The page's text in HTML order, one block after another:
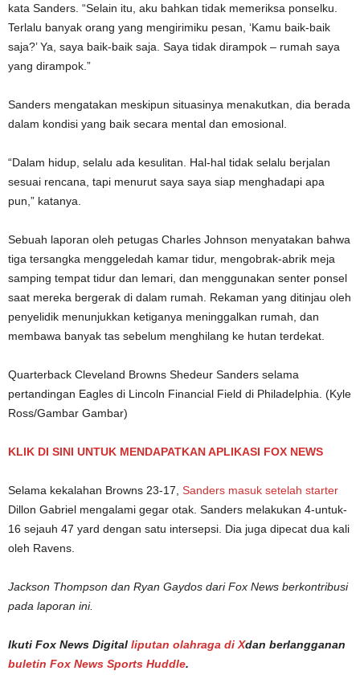
kata Sanders. “Selain itu, aku bahkan tidak memeriksa ponselku.
Terlalu banyak orang yang mengirimiku pesan, ‘Kamu baik-baik
saja?’ Ya, saya baik-baik saja. Saya tidak dirampok – rumah saya
yang dirampok.”
Sanders mengatakan meskipun situasinya menakutkan, dia berada
dalam kondisi yang baik secara mental dan emosional.
“Dalam hidup, selalu ada kesulitan. Hal-hal tidak selalu berjalan
sesuai rencana, tapi menurut saya saya siap menghadapi apa
pun,” katanya.
Sebuah laporan oleh petugas Charles Johnson menyatakan bahwa
tiga tersangka menggeledah kamar tidur, mengobrak-abrik meja
samping tempat tidur dan lemari, dan menggunakan senter ponsel
saat mereka bergerak di dalam rumah. Rekaman yang ditinjau oleh
penyelidik menunjukkan ketiganya meninggalkan rumah, dan
membawa banyak tas sebelum menghilang ke hutan terdekat.
Quarterback Cleveland Browns Shedeur Sanders selama
pertandingan Eagles di Lincoln Financial Field di Philadelphia. (Kyle
Ross/Gambar Gambar)
KLIK DI SINI UNTUK MENDAPATKAN APLIKASI FOX NEWS
Selama kekalahan Browns 23-17, Sanders masuk setelah starter
Dillon Gabriel mengalami gegar otak. Sanders melakukan 4-untuk-
16 sejauh 47 yard dengan satu intersepsi. Dia juga dipecat dua kali
oleh Ravens.
Jackson Thompson dan Ryan Gaydos dari Fox News berkontribusi
pada laporan ini.
Ikuti Fox News Digital liputan olahraga di Xdan berlangganan
buletin Fox News Sports Huddle.